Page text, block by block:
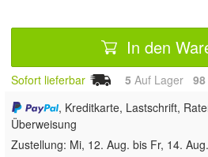
In den
Sofort lieferbar 5 Auf Lager 98
, Kreditkarte, Lastschrift,
Überweisung
Zustellung: Mi, 12. Aug. bis Fr, 14. Aug.